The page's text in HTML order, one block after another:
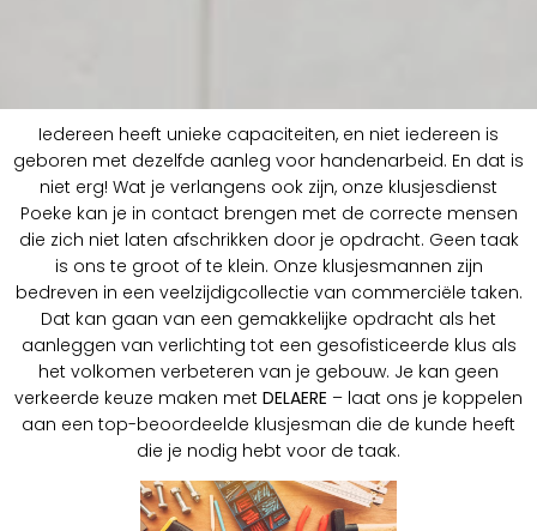
Iedereen heeft unieke capaciteiten, en niet iedereen is
geboren met dezelfde aanleg voor handenarbeid. En dat is
niet erg! Wat je verlangens ook zijn, onze klusjesdienst
Poeke kan je in contact brengen met de correcte mensen
die zich niet laten afschrikken door je opdracht. Geen taak
is ons te groot of te klein. Onze klusjesmannen zijn
bedreven in een veelzijdigcollectie van commerciële taken.
Dat kan gaan van een gemakkelijke opdracht als het
aanleggen van verlichting tot een gesofisticeerde klus als
het volkomen verbeteren van je gebouw. Je kan geen
verkeerde keuze maken met DELAERE – laat ons je koppelen
aan een top-beoordeelde klusjesman die de kunde heeft
die je nodig hebt voor de taak.